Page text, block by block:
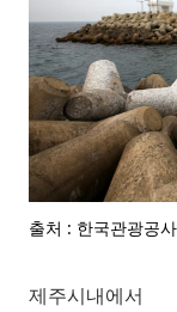
출처 : 한국관광공
제주시내